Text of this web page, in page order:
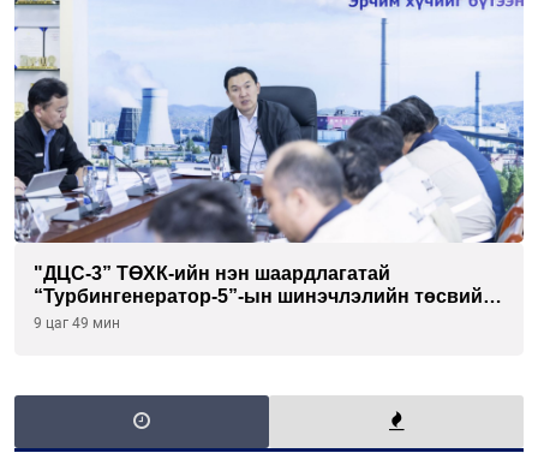
"ДЦС-3” ТӨХК-ийн нэн шаардлагатай
“Турбингенератор-5”-ын шинэчлэлийн төсвийг
шийдвэрлэхээр болов
9 цаг 49 мин